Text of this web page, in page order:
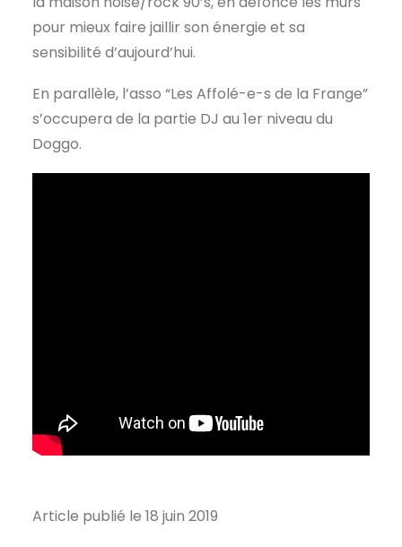
pour mieux faire jaillir son énergie et sa
sensibilité d’aujourd’hui.
En parallèle, l’asso “Les Affolé-e-s de la Frange”
s’occupera de la partie DJ au 1er niveau du
Doggo.
Article publié le 18 juin 2019